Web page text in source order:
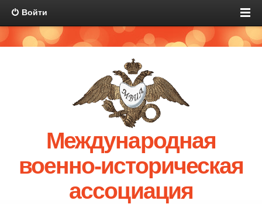
Войти
Международная
военно-историческая
ассоциация